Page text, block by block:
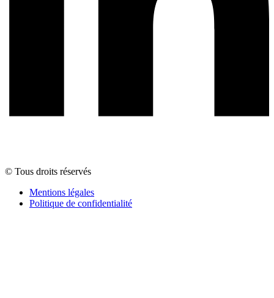
© Tous droits réservés
Mentions légales
Politique de confidentialité